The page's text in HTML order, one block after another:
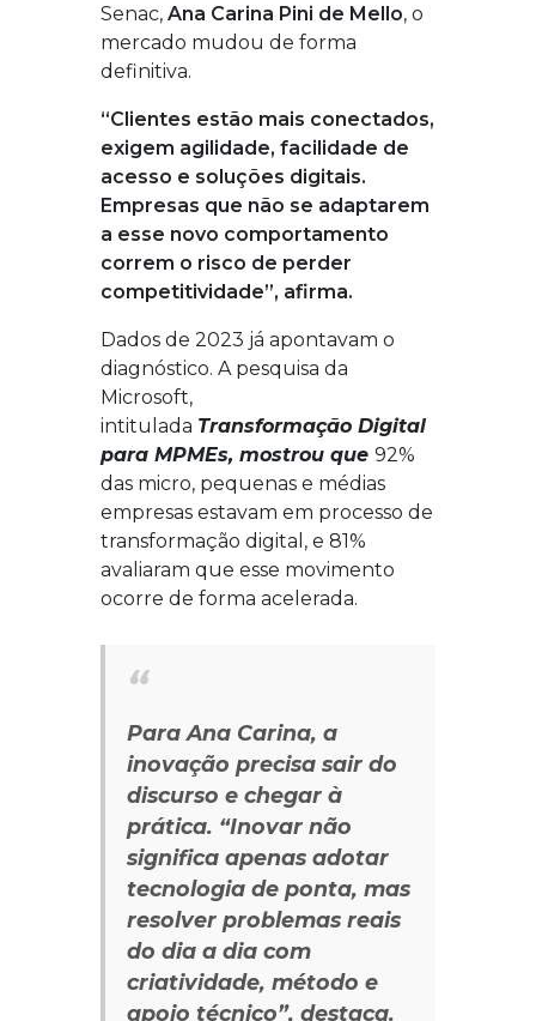
Senac, Ana Carina Pini de Mello, o
mercado mudou de forma
definitiva.
“Clientes estão mais conectados,
exigem agilidade, facilidade de
acesso e soluções digitais.
Empresas que não se adaptarem
a esse novo comportamento
correm o risco de perder
competitividade”, afirma.
Dados de 2023 já apontavam o
diagnóstico. A pesquisa da
Microsoft,
intitulada Transformação Digital
para MPMEs, mostrou que 92%
das micro, pequenas e médias
empresas estavam em processo de
transformação digital, e 81%
avaliaram que esse movimento
ocorre de forma acelerada.
Para Ana Carina, a
inovação precisa sair do
discurso e chegar à
prática. “Inovar não
significa apenas adotar
tecnologia de ponta, mas
resolver problemas reais
do dia a dia com
criatividade, método e
apoio técnico”, destaca.